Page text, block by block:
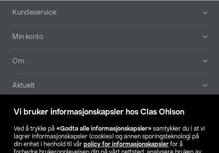
Vi bruker informasjonskapsler hos Clas Ohlson
Ved å trykke på «Godta alle informasjonskapsler» samtykker du i at vi
lagrer informasjonskapsler (cookies) og annen sporingsteknologi på
din enhet i henhold til vår policy for informasjonskapsler for å
Bunntekst
Kundeservice
Min konto
Om
Aktuelt
Våre selskaper
Finn din butikk